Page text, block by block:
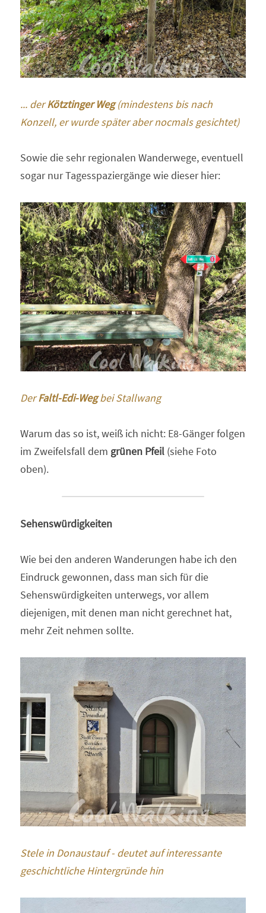
... der Kötztinger Weg (mindestens bis nach
Konzell, er wurde später aber nocmals gesichtet)
Sowie die sehr regionalen Wanderwege, eventuell
sogar nur Tagesspaziergänge wie dieser hier:
Der Faltl-Edi-Weg bei Stallwang
Warum das so ist, weiß ich nicht: E8-Gänger folgen
im Zweifelsfall dem grünen Pfeil (siehe Foto
oben).
Sehenswürdigkeiten
Wie bei den anderen Wanderungen habe ich den
Eindruck gewonnen, dass man sich für die
Sehenswürdigkeiten unterwegs, vor allem
diejenigen, mit denen man nicht gerechnet hat,
mehr Zeit nehmen sollte.
Stele in Donaustauf - deutet auf interessante
geschichtliche Hintergründe hin